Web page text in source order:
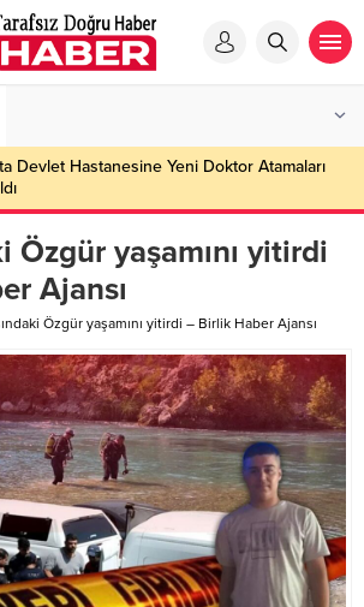
Devlet Hastanesine Yeni Doktor Atamaları
Özgür yaşamını yitirdi
Ajansı
Özgür yaşamını yitirdi – Birlik Haber Ajansı